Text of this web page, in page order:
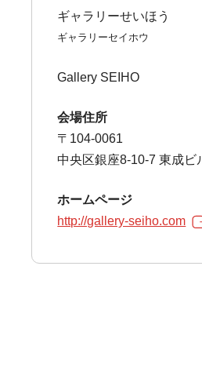
ギャラリーせいほう
ギャラリーセイホウ
Gallery SEIHO
会場住所
〒104-0061
中央区銀座8-10-7 東成ビ
ホームページ
http://gallery-seiho.com